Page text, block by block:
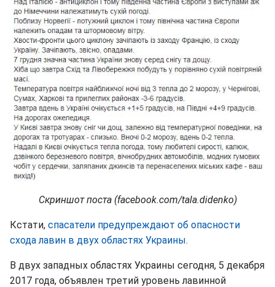
Скриншот поста (facebook.com/tala.didenko)
Кстати, спасатели предупреждают об опасности
схода лавин в двух областях Украины.
В двух западных областях Украины сегодня, 5 декабря
2017 года, объявлен третий уровень лавинной